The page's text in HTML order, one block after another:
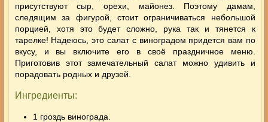
присутствуют сыр, орехи, майонез. Поэтому дамам,
следящим за фигурой, стоит ограничиваться небольшой
порцией, хотя это будет сложно, рука так и тянется к
тарелке! Надеюсь, это салат с виноградом придется вам по
вкусу, и вы включите его в своё праздничное меню.
Приготовив этот замечательный салат можно удивить и
порадовать родных и друзей.
Ингредиенты:
1 гроздь винограда.